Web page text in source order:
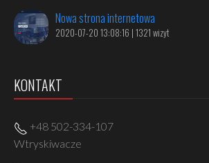
Nowa strona internetowa
2020-07-20 13:08:16 | 1321 wizyt
KONTAKT
+48 502-334-107
Wtryskiwacze